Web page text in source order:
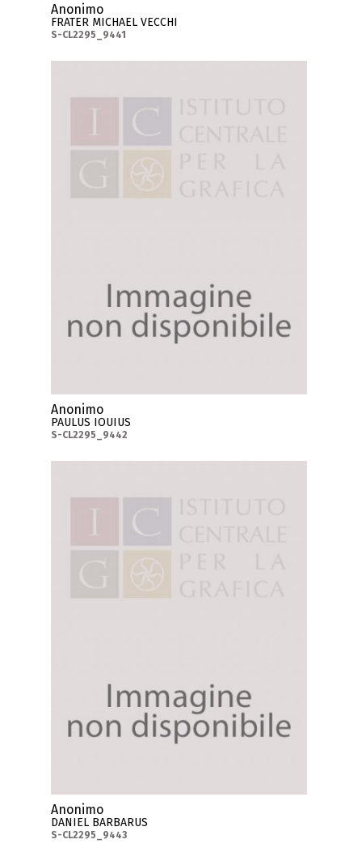
Anonimo
FRATER MICHAEL VECCHI
S-CL2295_9441
Anonimo
PAULUS IOUIUS
S-CL2295_9442
Anonimo
DANIEL BARBARUS
S-CL2295_9443